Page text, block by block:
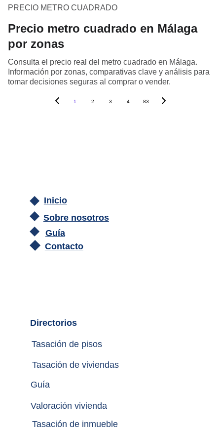
PRECIO METRO CUADRADO
Precio metro cuadrado en Málaga
por zonas
Consulta el precio real del metro cuadrado en Málaga.
Información por zonas, comparativas clave y análisis para
tomar decisiones seguras al comprar o vender.
1 2 3 4 83
Inicio
Guía
Contacto
Sobre nosotros
Directorios
Tasación de pisos
Tasación de viviendas
Guía
Valoración vivienda
Tasación de inmueble